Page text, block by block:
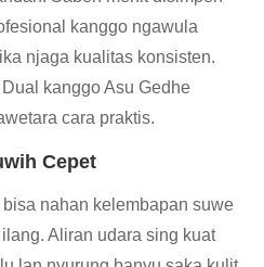
kanggo ngawula
njaga kualitas konsisten.
kanggo Asu Gedhe
cara praktis.
Cepet
nahan kelembapan suwe
Aliran udara sing kuat